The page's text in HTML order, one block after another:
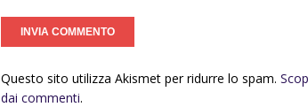
Questo sito utilizza Akismet per ridurre lo spam.
dai commenti.